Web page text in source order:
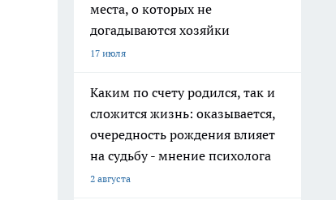
места, о которых не
догадываются хозяйки
17 июля
Каким по счету родился, так и
сложится жизнь: оказывается,
очередность рождения влияет
на судьбу - мнение психолога
2 августа